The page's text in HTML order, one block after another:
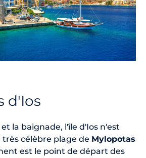
d'Ios
la baignade, l'île d'Ios n'est
très célèbre plage de Mylopotas
est le point de départ des